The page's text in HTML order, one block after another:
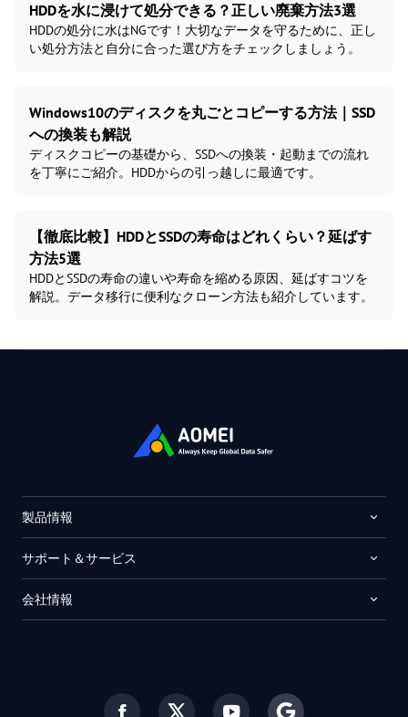
HDDを水に浸けて処分できる？正しい廃棄方法3選
HDDの処分に水はNGです！大切なデータを守るために、正し
い処分方法と自分に合った選び方をチェックしましょう。
Windows10のディスクを丸ごとコピーする方法｜SSD
への換装も解説
ディスクコピーの基礎から、SSDへの換装・起動までの流れ
を丁寧にご紹介。HDDからの引っ越しに最適です。
【徹底比較】HDDとSSDの寿命はどれくらい？延ばす
方法5選
HDDとSSDの寿命の違いや寿命を縮める原因、延ばすコツを
解説。データ移行に便利なクローン方法も紹介しています。
製品情報
サポート＆サービス
会社情報